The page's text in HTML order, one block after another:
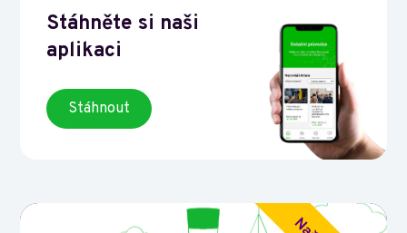
Stáhněte si naši
aplikaci
Stáhnout